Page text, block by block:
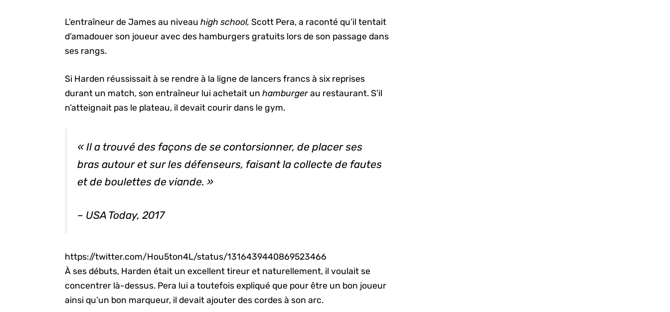
L’entraîneur de James au niveauhigh school,Scott Pera, a raconté qu’il tentait
d’amadouer son joueur avec des hamburgers gratuits lors de son passage dans
ses rangs.
Si Harden réussissait à se rendre à la ligne de lancers francs à six reprises
durant un match, son entraîneur lui achetait unhamburgerau restaurant. S’il
n’atteignait pas le plateau, il devait courir dans le gym.
« Il a trouvé des façons de se contorsionner, de placer ses
bras autour et sur les défenseurs, faisant la collecte de fautes
et de boulettes de viande. »
– USA Today, 2017
https://twitter.com/Hou5ton4L/status/1316439440869523466
À ses débuts, Harden était un excellent tireur et naturellement, il voulait se
concentrer là-dessus. Pera lui a toutefois expliqué que pour être un bon joueur
ainsi qu’un bon marqueur, il devait ajouter des cordes à son arc.